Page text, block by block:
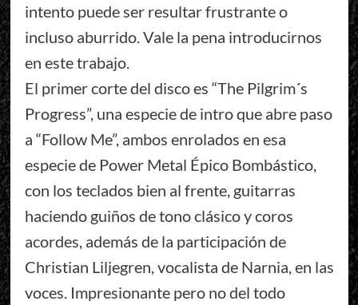
intento puede ser resultar frustrante o
incluso aburrido. Vale la pena introducirnos
en este trabajo.
El primer corte del disco es “The Pilgrim´s
Progress”, una especie de intro que abre paso
a “Follow Me”, ambos enrolados en esa
especie de Power Metal Épico Bombástico,
con los teclados bien al frente, guitarras
haciendo guiños de tono clásico y coros
acordes, además de la participación de
Christian Liljegren, vocalista de Narnia, en las
voces. Impresionante pero no del todo